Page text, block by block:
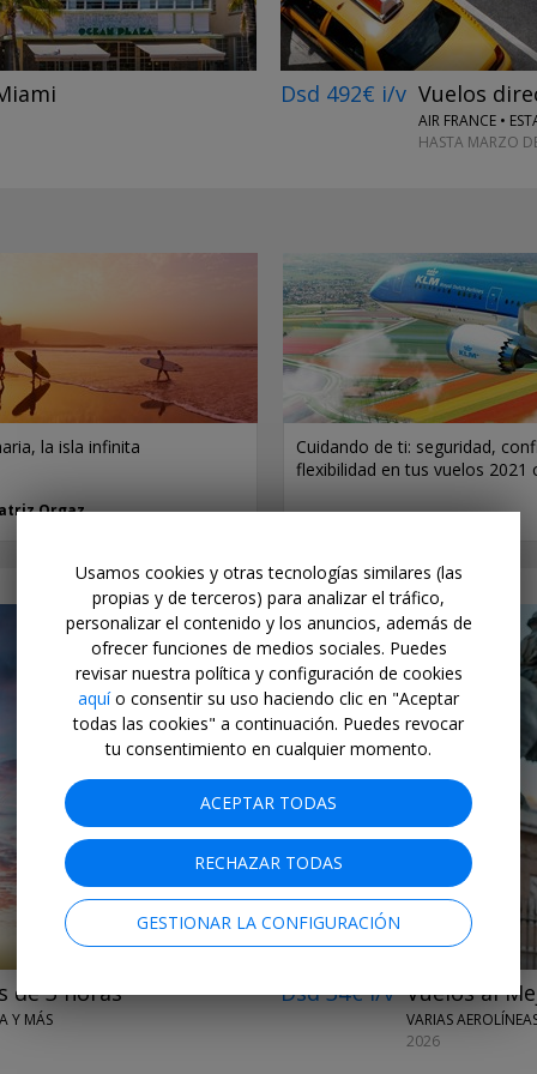
Dsd 492€ i/v Vuelos
AIR FRANCE •
HASTA MARZO
la isla infinita
Orgaz
Cuidando de ti: seguridad,
flexibilidad en tus vuelos 2021
de 3 horas
Y MÁS
←
Dsd 34€ i/v Vuelos al
VARIAS
2026
Usamos cookies y otras tecnologías similares (las
propias y de terceros) para analizar el tráfico,
personalizar el contenido y los anuncios, además de
ofrecer funciones de medios sociales. Puedes
revisar nuestra política y configuración de cookies
aquío consentir su uso haciendo clic en "Aceptar
todas las cookies" a continuación. Puedes revocar
tu consentimiento en cualquier momento.
ACEPTAR TODAS
RECHAZAR TODAS
GESTIONAR LA CONFIGURACIÓN